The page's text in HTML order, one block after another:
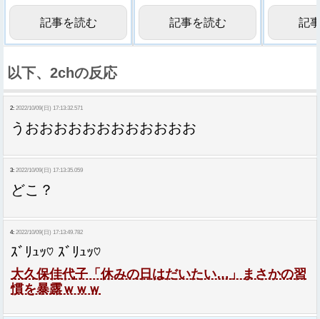
記事を読む 記事を読む 記
以下、2chの反応
2: 2022/10/09(日) 17:13:32.571
うおおおおおおおおおおおお
3: 2022/10/09(日) 17:13:35.059
どこ？
4: 2022/10/09(日) 17:13:49.782
ｽﾞﾘｭｯ♡ ｽﾞﾘｭｯ♡
大久保佳代子「休みの日はだいたい…」まさかの習
慣を暴露ｗｗｗ